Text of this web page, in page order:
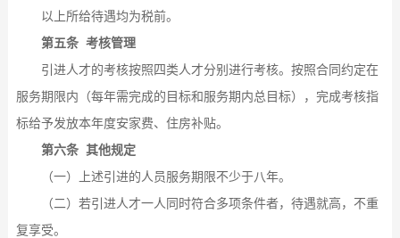
以上所给待遇均为税前。
第五条 考核管理
引进人才的考核按照四类人才分别进行考核。按照合同约定在
服务期限内（每年需完成的目标和服务期内总目标），完成考核指
标给予发放本年度安家费、住房补贴。
第六条 其他规定
（一）上述引进的人员服务期限不少于八年。
（二）若引进人才一人同时符合多项条件者，待遇就高，不重
复享受。